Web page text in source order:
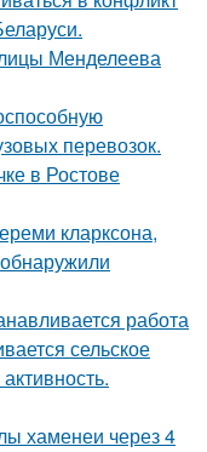
Менделеева
перевозок.
в Ростове
кларксона,
работа
сельское
хаменеи через 4